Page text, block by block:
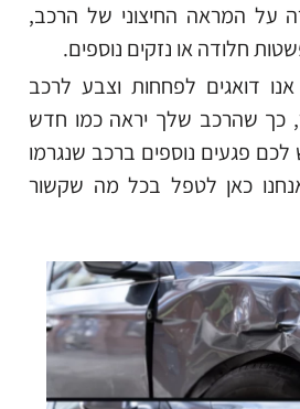
על המראה החיצוני של הרכב,
חלודה או נזקים נוספים.
דואגים לפחחות וצבע לרכב
כך שהרכב שלך יראה כמו חדש
לכם פגעים נוספים ברכב שנגרמו
כאן לטפל בכל מה שקשור